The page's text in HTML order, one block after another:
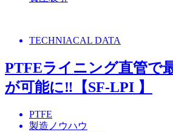
TECHNIACAL DATA
PTFEライニング直管で
が可能に‼【SF-LPI 】
PTFE
製造ノウハウ